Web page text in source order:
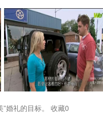
婚礼的目标。 收藏0